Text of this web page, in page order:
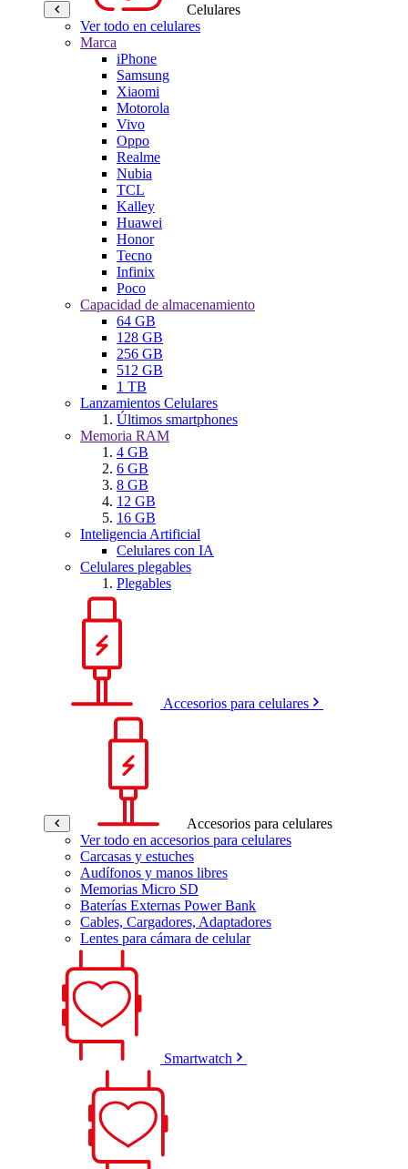
Celulares
Ver todo en celulares
Marca
iPhone
Samsung
Xiaomi
Motorola
Vivo
Oppo
Realme
Nubia
TCL
Kalley
Huawei
Honor
Tecno
Infinix
Poco
Capacidad de almacenamiento
64 GB
128 GB
256 GB
512 GB
1 TB
Lanzamientos Celulares
Últimos smartphones
Memoria RAM
4 GB
6 GB
8 GB
12 GB
16 GB
Inteligencia Artificial
Celulares con IA
Celulares plegables
Plegables
Accesorios para celulares
Accesorios para celulares
Ver todo en accesorios para celulares
Carcasas y estuches
Audífonos y manos libres
Memorias Micro SD
Baterías Externas Power Bank
Cables, Cargadores, Adaptadores
Lentes para cámara de celular
Smartwatch